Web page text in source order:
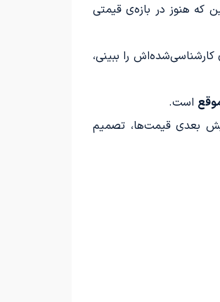
هنوز در بازه‌ی قیمتی
را ببینی،
است.
بعدی قیمت‌ها، تصمیم